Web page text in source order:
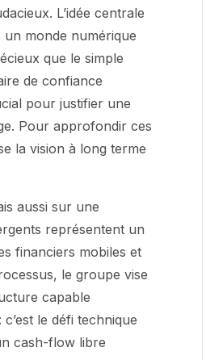
L’idée centrale
monde numérique
que le simple
de confiance
pour justifier une
Pour approfondir ces
la vision à long terme
aussi sur une
représentent un
financiers mobiles et
le groupe vise
capable
le défi technique
cash-flow libre